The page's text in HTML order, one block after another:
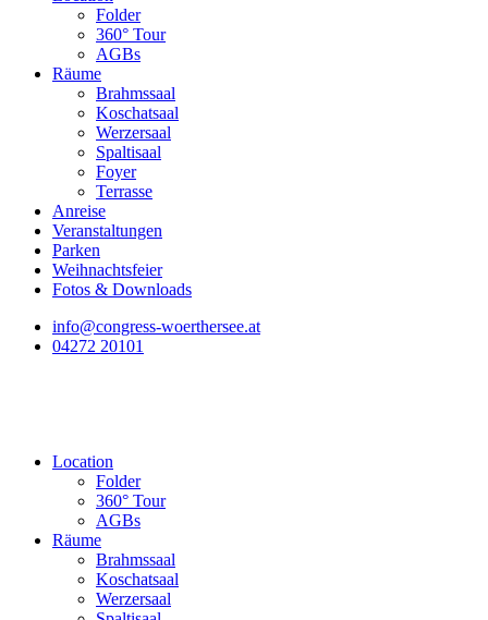
Folder
360° Tour
AGBs
Räume
Brahmssaal
Koschatsaal
Werzersaal
Spaltisaal
Foyer
Terrasse
Anreise
Veranstaltungen
Parken
Weihnachtsfeier
Fotos & Downloads
info@congress-woerthersee.at
04272 20101
Location
Folder
360° Tour
AGBs
Räume
Brahmssaal
Koschatsaal
Werzersaal